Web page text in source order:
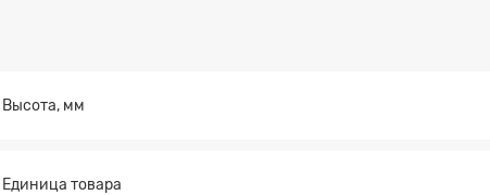
Высота, мм
Единица товара